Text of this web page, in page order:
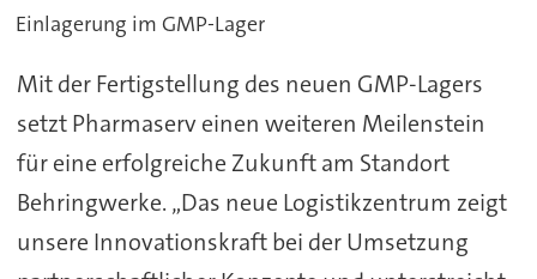
Einlagerung im GMP-Lager
Mit der Fertigstellung des neuen GMP-Lagers
setzt Pharmaserv einen weiteren Meilenstein
für eine erfolgreiche Zukunft am Standort
Behringwerke. „Das neue Logistikzentrum zeigt
unsere Innovationskraft bei der Umsetzung